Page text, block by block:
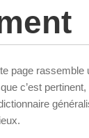
page rassemble
c’est